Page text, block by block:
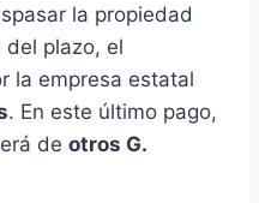
la propiedad
plazo, el
la empresa estatal
. En este último pago,
de otros G.